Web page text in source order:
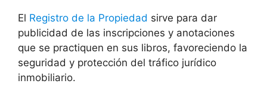
El Registro de la Propiedad sirve para dar
publicidad de las inscripciones y anotaciones
que se practiquen en sus libros, favoreciendo la
seguridad y protección del tráfico jurídico
inmobiliario.